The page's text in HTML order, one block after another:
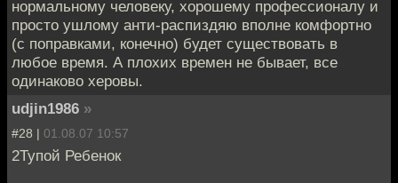
нормальному человеку, хорошему профессионалу и
просто ушлому анти-распиздяю вполне комфортно
(с поправками, конечно) будет существовать в
любое время. А плохих времен не бывает, все
одинаково херовы.
udjin1986 »
#28 | 01.08.07 10:57
2Тупой Ребенок